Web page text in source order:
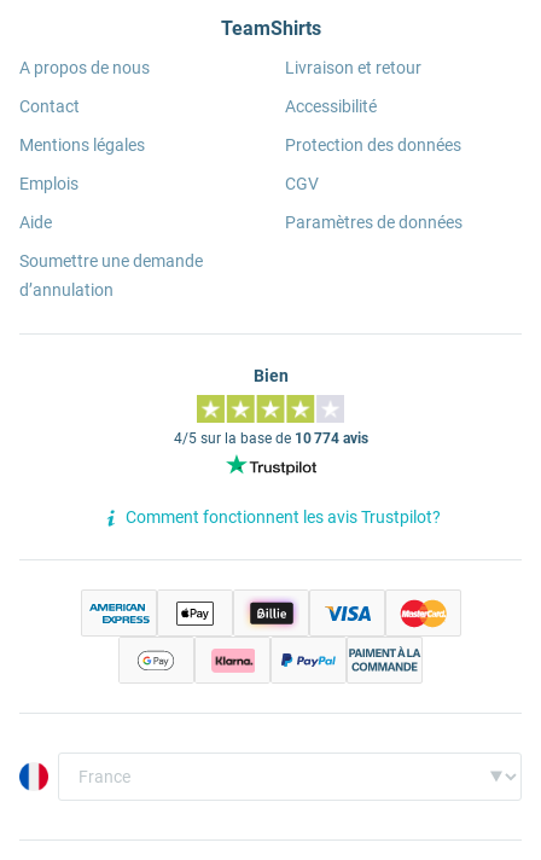
TeamShirts
A propos de nous
Contact
Mentions légales
Emplois
Aide
Soumettre une demande
d’annulation
Livraison et retour
Accessibilité
Protection des données
CGV
Paramètres de données
Bien
4/5 sur la base de 10 774 avis
Comment fonctionnent les avis Trustpilot?